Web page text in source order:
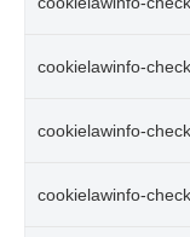
cookielawinfo-
cookielawinfo-
cookielawinfo-